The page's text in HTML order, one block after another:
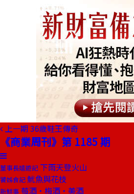
上一期 36歲鞋王傳奇
《商業周刊》第 1185 期
董事長嬉遊記 下雨天登火山
饕姊食記 魷魚與花枝
新鮮事 莓酒‧梅酒‧美酒